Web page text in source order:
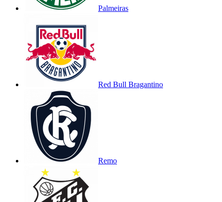
Palmeiras
Red Bull Bragantino
Remo